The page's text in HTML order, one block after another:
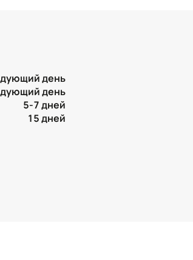
день
день
5-7 дней
15 дней